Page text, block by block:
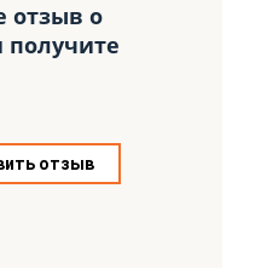
отзыв о
получите
отзыв